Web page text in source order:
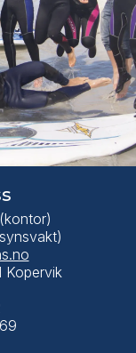
(kontor)
Kopervik